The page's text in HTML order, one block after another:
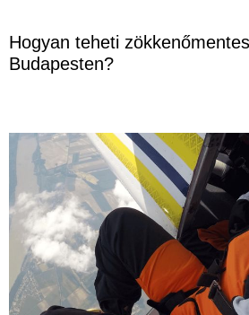
Hogyan teheti
Budapesten?